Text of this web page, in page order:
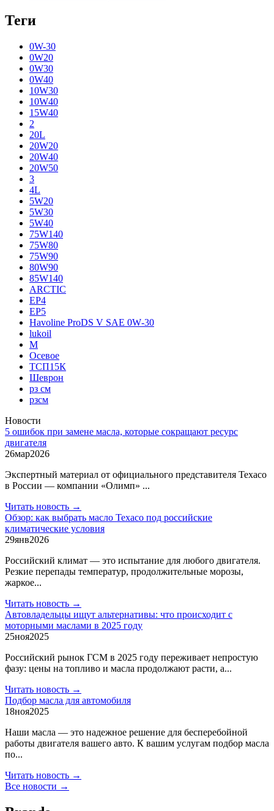
Теги
0W-30
0W20
0W30
0W40
10W30
10W40
15W40
2
20L
20W20
20W40
20W50
3
4L
5W20
5W30
5W40
75W140
75W80
75W90
80W90
85W140
ARCTIC
EP4
EP5
Havoline ProDS V SAE 0W‑30
lukoil
М
Осевое
ТСП15К
Шеврон
рз см
рзсм
Новости
5 ошибок при замене масла, которые сокращают ресурс
двигателя
26мар2026
Экспертный материал от официального представителя Texaco
в России — компании «Олимп» ...
Читать новость →
Обзор: как выбрать масло Texaco под российские
климатические условия
29янв2026
Российский климат — это испытание для любого двигателя.
Резкие перепады температур, продолжительные морозы,
жаркое...
Читать новость →
Автовладельцы ищут альтернативы: что происходит с
моторными маслами в 2025 году
25ноя2025
Российский рынок ГСМ в 2025 году переживает непростую
фазу: цены на топливо и масла продолжают расти, а...
Читать новость →
Подбор масла для автомобиля
18ноя2025
Наши масла — это надежное решение для бесперебойной
работы двигателя вашего авто. К вашим услугам подбор масла
по...
Читать новость →
Все новости →